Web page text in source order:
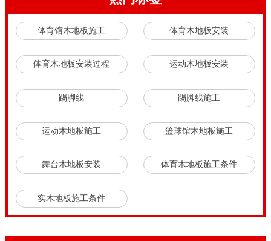
发觉当今我国体育竞赛木地板销售市场上许多全是代理
商或是零售商，压根沒有自身的加工厂或是绝大多数全
是代理加工的。仅有不可多得的品牌健身运动木地板生
产厂家，才有自身的详细的全产业链，有自身的木材购
置产业基地，从购置木材到生产制造运送及安裝，彻底
动木地板生产厂家。西安体育运动木地板施工团队。
业落后于西方运动木地板发展水平。改革开放几十年
来，我国体育运动木地板企业积极与**体育运动木地板
接轨，不断学习和借鉴国外先的体育运动木地板设计理
体育馆木地板施工 体育木地板安装
体育木地板安装过程 运动木地板安装
踢脚线 踢脚线施工
运动木地板施工 篮球馆木地板施工
舞台木地板安装 体育木地板施工条件
实木地板施工条件